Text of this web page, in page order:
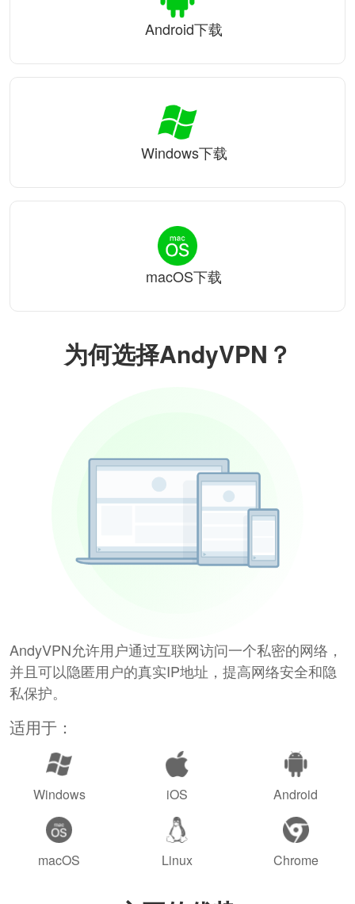
为何选择AndyVPN？
AndyVPN允许用户通过互联网访问一个私密的网络，
并且可以隐匿用户的真实IP地址，提高网络安全和隐
私保护。
适用于：
Windows iOS Android
macOS Linux Chrome
Android下载
Windows下载
macOS下载